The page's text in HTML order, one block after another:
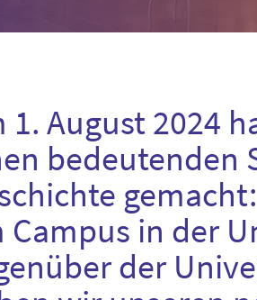
1. August 2024
bedeutenden
Campus in der
der